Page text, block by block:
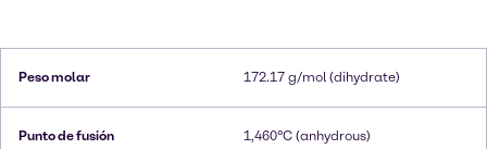
Peso molar 172.17 g/mol (dihydrate)
Punto de fusión 1,460°C (anhydrous)